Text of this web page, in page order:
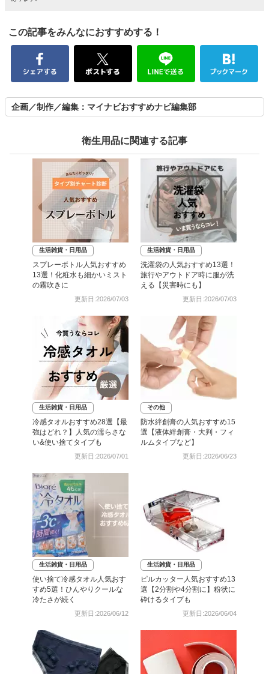
この記事をみんなにおすすめする！
企画／制作／編集：マイナビおすすめナビ編集部
衛生用品に関連する記事
生活雑貨・日用品
スプレーボトル人気おすすめ
13選！化粧水も細かいミスト
の霧吹きに
更新日:2026/07/03
生活雑貨・日用品
洗濯袋の人気おすすめ13選！
旅行やアウトドア時に服が洗
える【災害時にも】
更新日:2026/07/03
生活雑貨・日用品
冷感タオルおすすめ28選【最
強はどれ？】人気の濡らさな
い&使い捨てタイプも
更新日:2026/07/01
その他
防水絆創膏の人気おすすめ15
選【液体絆創膏・大判・フィ
ルムタイプなど】
更新日:2026/06/23
生活雑貨・日用品
使い捨て冷感タオル人気おす
すめ5選！ひんやりクールな
冷たさが続く
更新日:2026/06/12
生活雑貨・日用品
ピルカッター人気おすすめ13
選【2分割や4分割に】粉状に
砕けるタイプも
更新日:2026/06/04